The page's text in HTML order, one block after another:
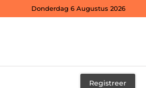
Donderdag 6 Augustus 2026
Registreer